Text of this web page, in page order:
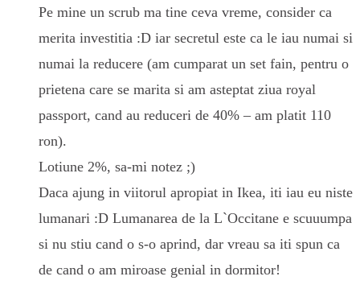
Pe mine un scrub ma tine ceva vreme, consider ca
merita investitia :D iar secretul este ca le iau numai si
numai la reducere (am cumparat un set fain, pentru o
prietena care se marita si am asteptat ziua royal
passport, cand au reduceri de 40% – am platit 110
ron).
Lotiune 2%, sa-mi notez ;)
Daca ajung in viitorul apropiat in Ikea, iti iau eu niste
lumanari :D Lumanarea de la L`Occitane e scuuumpa
si nu stiu cand o s-o aprind, dar vreau sa iti spun ca
de cand o am miroase genial in dormitor!